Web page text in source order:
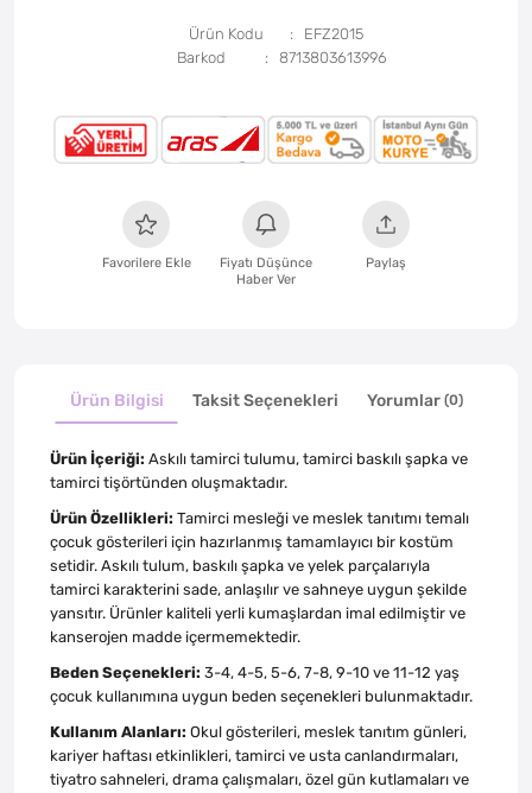
Ürün Kodu
EFZ2015
Barkod
8713803613996
Favorilere Ekle
Fiyatı Düşünce
Haber Ver
Paylaş
Ürün Bilgisi Taksit Seçenekleri Yorumlar (0)
Ürün İçeriği: Askılı tamirci tulumu, tamirci baskılı şapka ve
tamirci tişörtünden oluşmaktadır.
Ürün Özellikleri: Tamirci mesleği ve meslek tanıtımı temalı
çocuk gösterileri için hazırlanmış tamamlayıcı bir kostüm
setidir. Askılı tulum, baskılı şapka ve yelek parçalarıyla
tamirci karakterini sade, anlaşılır ve sahneye uygun şekilde
yansıtır. Ürünler kaliteli yerli kumaşlardan imal edilmiştir ve
kanserojen madde içermemektedir.
Beden Seçenekleri: 3-4, 4-5, 5-6, 7-8, 9-10 ve 11-12 yaş
çocuk kullanımına uygun beden seçenekleri bulunmaktadır.
Kullanım Alanları: Okul gösterileri, meslek tanıtım günleri,
kariyer haftası etkinlikleri, tamirci ve usta canlandırmaları,
tiyatro sahneleri, drama çalışmaları, özel gün kutlamaları ve